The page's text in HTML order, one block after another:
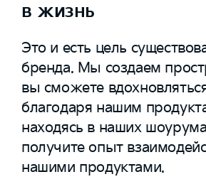
в жизнь
Это и есть цель
бренда. Мы создаем
вы сможете
благодаря нашим
находясь в наших
получите опыт
нашими продуктами.